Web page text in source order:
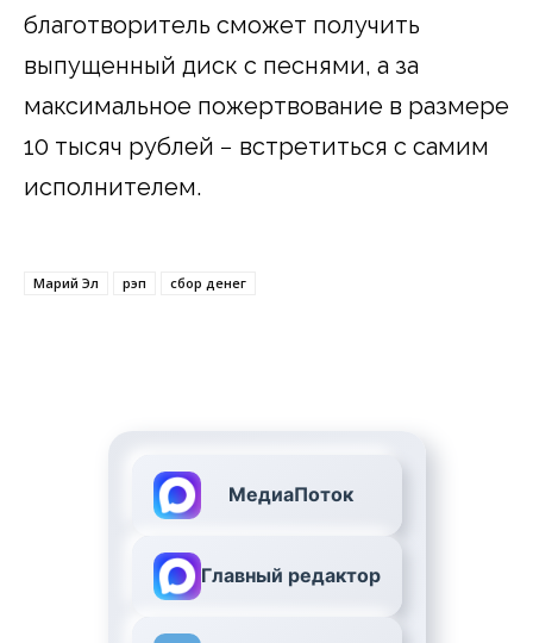
благотворитель сможет получить
выпущенный диск с песнями, а за
максимальное пожертвование в размере
10 тысяч рублей − встретиться с самим
исполнителем.
Марий Эл рэп сбор денег
МедиаПоток
Главный редактор